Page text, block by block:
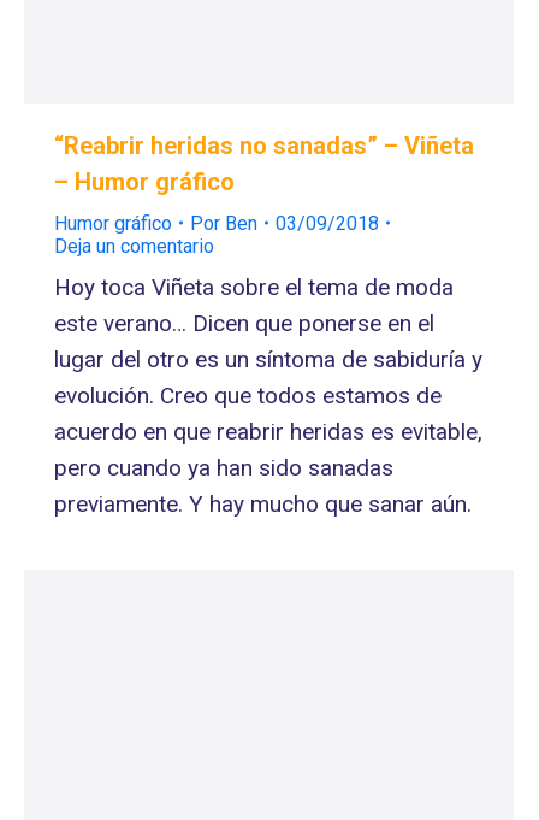
“Reabrir heridas no sanadas” – Viñeta
– Humor gráfico
Humor gráfico Por Ben
03/09/2018
Deja un comentario
Hoy toca Viñeta sobre el tema de moda
este verano… Dicen que ponerse en el
lugar del otro es un síntoma de sabiduría y
evolución. Creo que todos estamos de
acuerdo en que reabrir heridas es evitable,
pero cuando ya han sido sanadas
previamente. Y hay mucho que sanar aún.